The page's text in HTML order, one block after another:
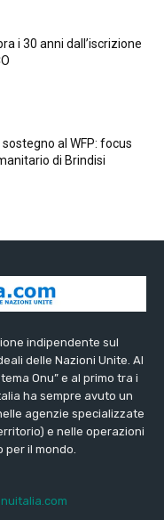
i 30 anni dall’iscrizione
al WFP: focus
di Brindisi
indipendente sul
delle Nazioni Unite. Al
Onu” e al primo tra i
ha sempre avuto un
agenzie specializzate
e nelle operazioni
per il mondo.